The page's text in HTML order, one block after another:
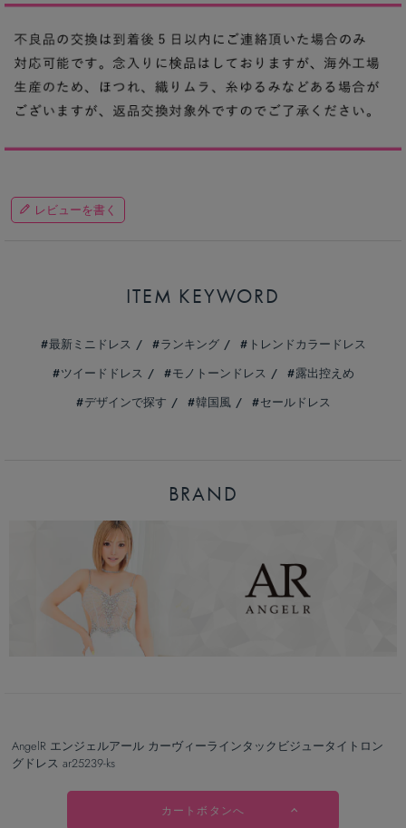
レビューを書く
ITEM KEYWORD
最新ミニドレス ランキング
トレンドカラードレス
ツイードドレス
モノトーンドレス
露出控えめ
デザインで探す
韓国風 セールドレス
BRAND
AngelR エンジェルアール カーヴィーラインタックビジュータイトロン
グドレス ar25239-ks
カートボタンへ